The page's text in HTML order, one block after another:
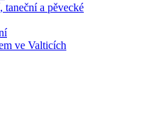
taneční a pěvecké
ve Valticích